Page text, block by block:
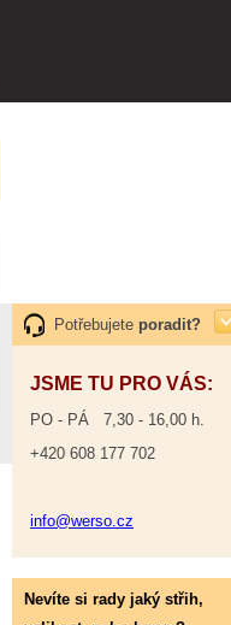
Potřebujete poradit?
JSME TU PRO VÁS:
PO - PÁ 7,30 - 16,00 h.
+420 608 177 702
info@werso.cz
Nevíte si rady jaký střih,